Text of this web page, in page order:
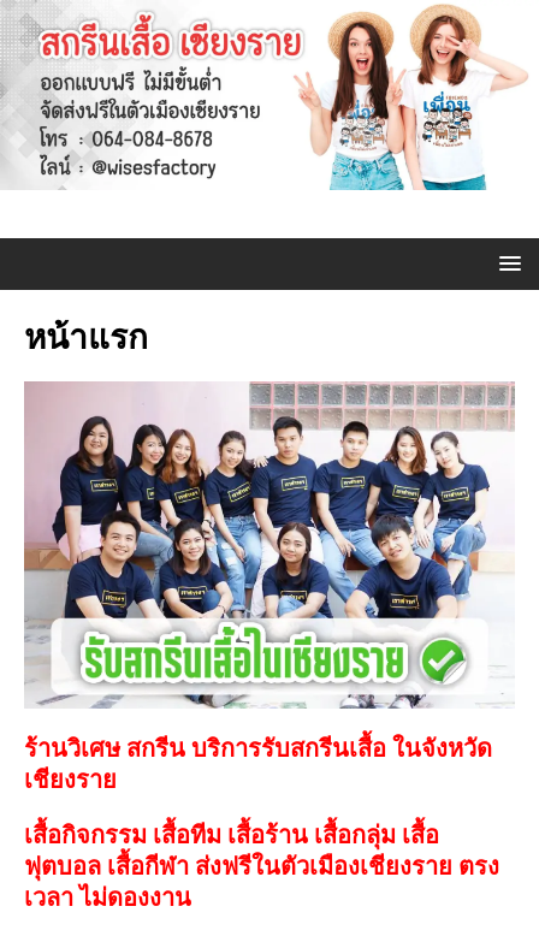
หน้าแรก
ร้านวิเศษ สกรีน บริการรับสกรีนเสื้อ ในจังหวัด
เชียงราย
เสื้อกิจกรรม เสื้อทีม เสื้อร้าน เสื้อกลุ่ม เสื้อ
ฟุตบอล เสื้อกีฬา ส่งฟรีในตัวเมืองเชียงราย ตรง
เวลา ไม่ดองงาน